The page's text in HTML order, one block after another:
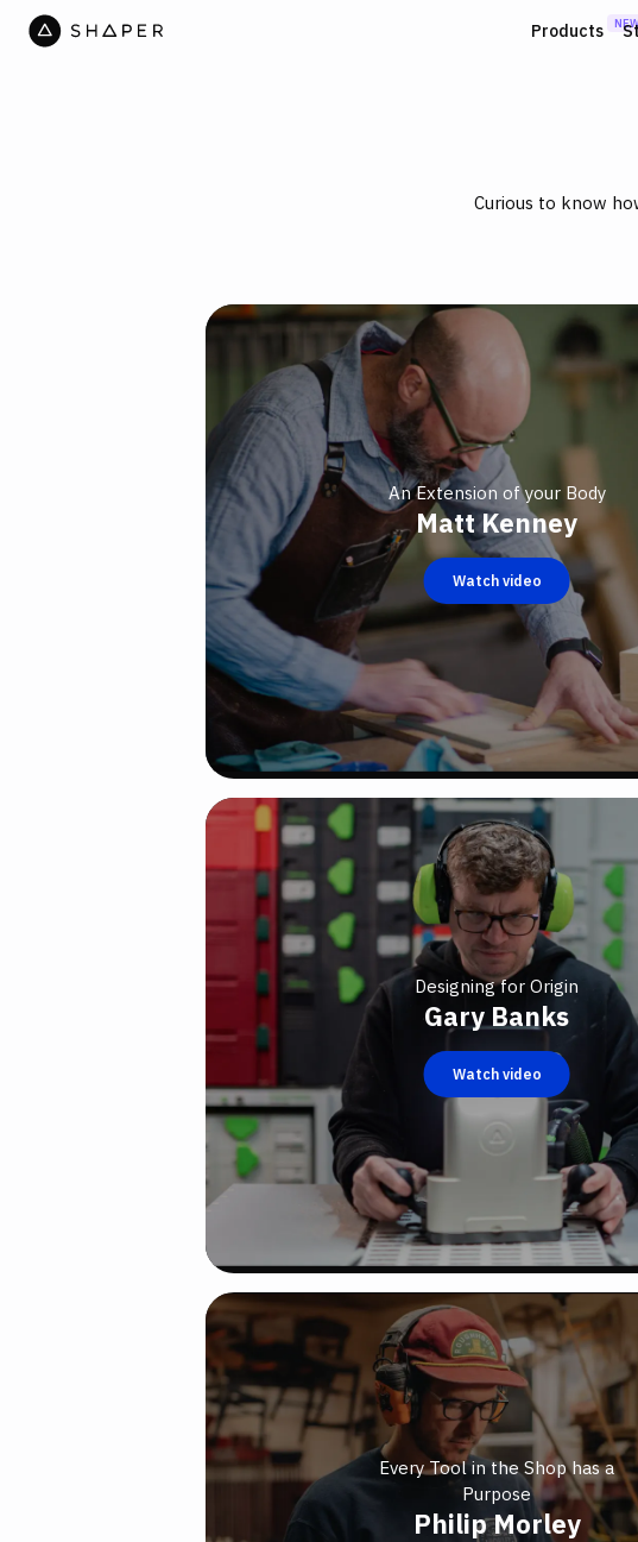
Products
Curious to know
An Extension of your Body
Matt Kenney
Watch video
Designing for Origin
Gary Banks
Watch video
Every Tool in the Shop has a
Purpose
Philip Morley